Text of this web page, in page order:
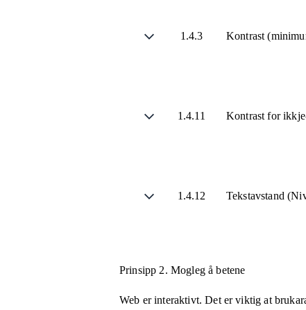
1.4.3 Kontrast
1.4.11 Kontrast for
1.4.12 Tekstavstand
Prinsipp 2. Mogleg å betene
Web er interaktivt. Det er viktig at